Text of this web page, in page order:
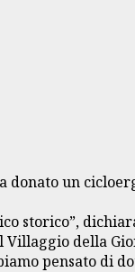
donato un
storico”,
Villaggio della
pensato di